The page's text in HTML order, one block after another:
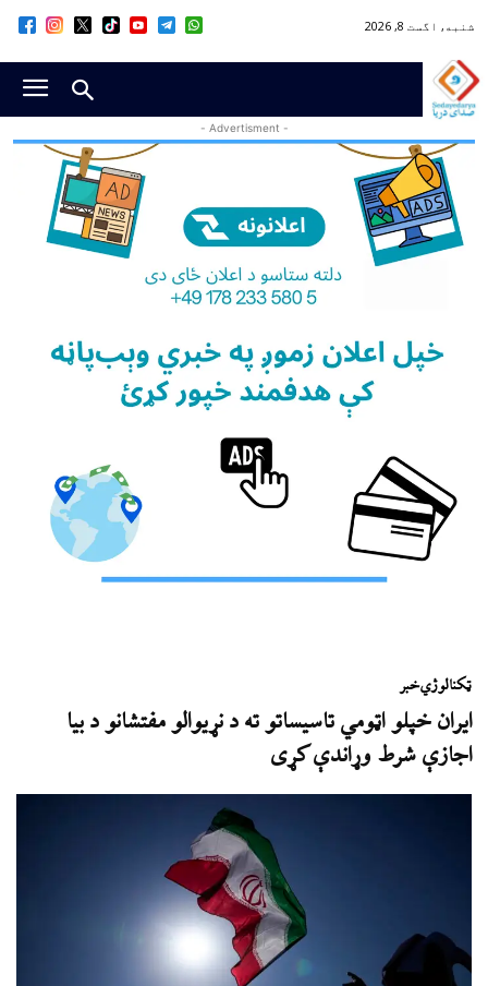
شنبه, اگست 8, 2026
- Advertisment -
ټکنالوژيخبر
ایران خپلو اټومي تاسیساتو ته د نړیوالو مفتشانو د بیا
اجازې شرط وړاندې کړی